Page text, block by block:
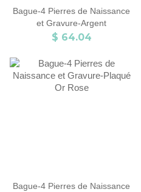
Bague-4 Pierres de Naissance
et Gravure-Argent
$ 64.04
Bague-4 Pierres de Naissance